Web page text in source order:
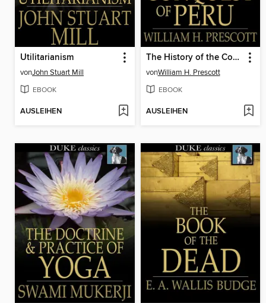
Utilitarianism
vonJohn Stuart Mill
EBOOK
AUSLEIHEN
The History of the Conquest of Peru
vonWilliam H. Prescott
EBOOK
AUSLEIHEN